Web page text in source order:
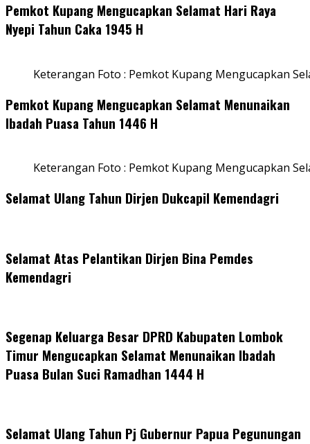
Pemkot Kupang Mengucapkan Selamat Hari Raya
Nyepi Tahun Caka 1945 H
Keterangan Foto : Pemkot Kupang Mengucapkan
Pemkot Kupang Mengucapkan Selamat Menunaikan
Ibadah Puasa Tahun 1446 H
Keterangan Foto : Pemkot Kupang Mengucapkan
Selamat Ulang Tahun Dirjen Dukcapil Kemendagri
Selamat Atas Pelantikan Dirjen Bina Pemdes
Kemendagri
Segenap Keluarga Besar DPRD Kabupaten Lombok
Timur Mengucapkan Selamat Menunaikan Ibadah
Puasa Bulan Suci Ramadhan 1444 H
Selamat Ulang Tahun Pj Gubernur Papua Pegunungan